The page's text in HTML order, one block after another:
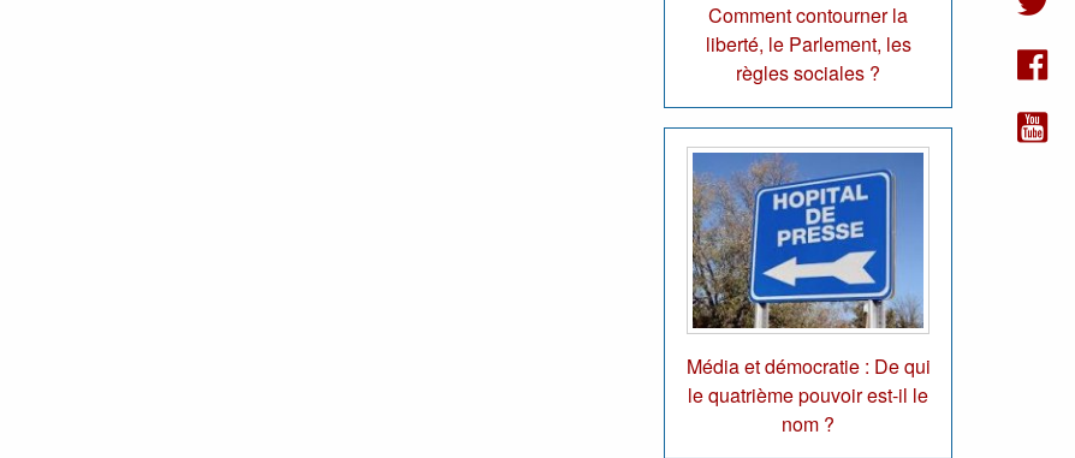
Comment contourner la
liberté, le Parlement, les
règles sociales ?
Média et démocratie : De qui
le quatrième pouvoir est-il le
nom ?